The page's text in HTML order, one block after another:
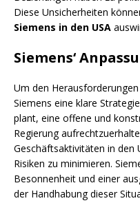
Diese Unsicherheiten
Siemens in den USA
Siemens‘
Um den
Siemens eine klare
plant, eine offene und
Regierung
Geschäftsaktivitäten in den
Risiken zu minimieren.
Besonnenheit und einer
der Handhabung dieser